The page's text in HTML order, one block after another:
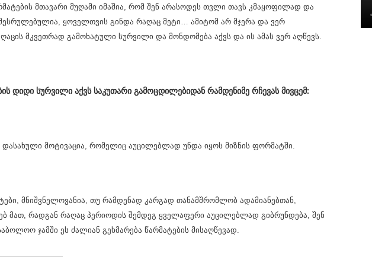
მთავარი მუღამი იმაშია, რომ შენ არასოდეს თვლი თავს კმაყოფილად და
ყოველთვის გინდა რაღაც მეტი… ამიტომ არ მჯერა და ვერ
მკვეთრად გამოხატული სურვილი და მონდომება აქვს და ის ამას ვერ აღწევს.
დიდი სურვილი აქვს საკუთარი გამოცდილებიდან რამდენიმე რჩევას მივცემ:
მოტივაცია, რომელიც აუცილებლად უნდა იყოს მიზნის ფორმატში.
მნიშვნელოვანია, თუ რამდენად კარგად თანამშრომლობ ადამიანებთან,
მათ, რადგან რაღაც პერიოდის შემდეგ ყველაფერი აუცილებლად გიბრუნდება, შენ
ჯამში ეს ძალიან გეხმარება წარმატების მისაღწევად.